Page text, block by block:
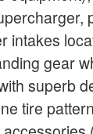
(hobbyboss)
intakes
gear
superb
tire